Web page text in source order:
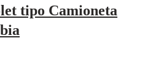
tipo Camioneta